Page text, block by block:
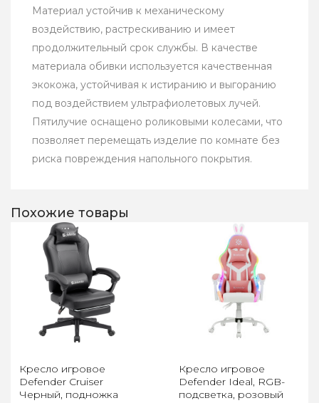
Материал устойчив к механическому
воздействию, растрескиванию и имеет
продолжительный срок службы. В качестве
материала обивки используется качественная
экокожа, устойчивая к истиранию и выгоранию
под воздействием ультрафиолетовых лучей.
Пятилучие оснащено роликовыми колесами, что
позволяет перемещать изделие по комнате без
риска повреждения напольного покрытия.
Похожие товары
Кресло игровое
Defender Cruiser
Черный, подножка
Кресло игровое
Defender Ideal, RGB-
подсветка, розовый